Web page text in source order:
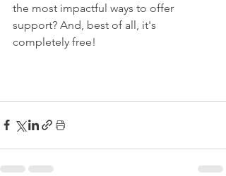
the most impactful ways to offer
support? And, best of all, it's
completely free!